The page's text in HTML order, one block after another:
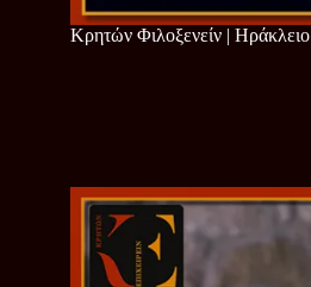
Κρητών Φιλοξενείν | Ηράκλειο